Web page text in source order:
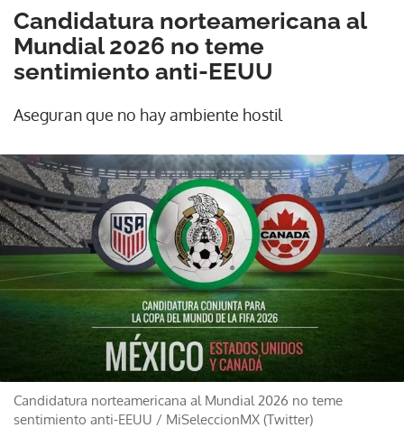
Candidatura norteamericana al
Mundial 2026 no teme
sentimiento anti-EEUU
Aseguran que no hay ambiente hostil
Candidatura norteamericana al Mundial 2026 no teme
sentimiento anti-EEUU / MiSeleccionMX (Twitter)